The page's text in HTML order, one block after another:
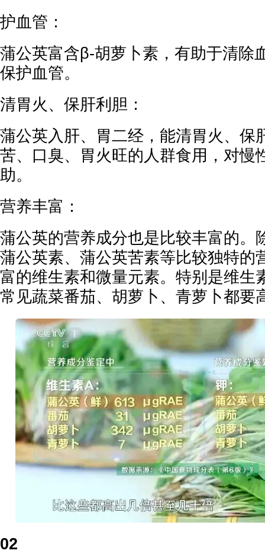
护血管：
蒲公英富含β-胡萝卜素，有助于清除
保护血管。
清胃火、保肝利胆：
蒲公英入肝、胃二经，能清胃火、保
苦、口臭、胃火旺的人群食用，对慢
助。
营养丰富：
蒲公英的营养成分也是比较丰富的。
蒲公英素、蒲公英苦素等比较独特的
富的维生素和微量元素。特别是维生
常见蔬菜番茄、胡萝卜、青萝卜都要
02